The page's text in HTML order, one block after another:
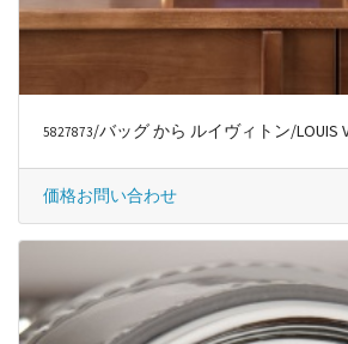
5827873/バッグ から ルイヴィトン/LOUIS
価格お問い合わせ